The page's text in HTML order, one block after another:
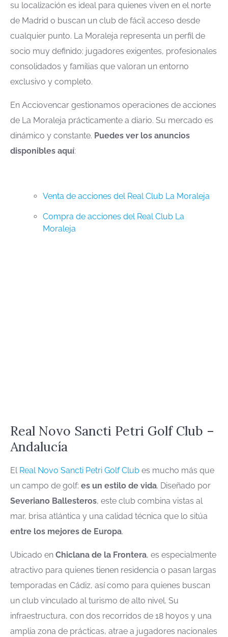
su localización es ideal para quienes viven en el norte
de Madrid o buscan un club de fácil acceso desde
cualquier punto. La Moraleja representa un perfil de
socio muy definido: jugadores exigentes, profesionales
consolidados y familias que valoran un entorno
exclusivo y completo.
En Acciovencar gestionamos operaciones de acciones
de La Moraleja prácticamente a diario. Su mercado es
dinámico y constante. Puedes ver los anuncios
disponibles aquí:
Venta de acciones del Real Club La Moraleja
Compra de acciones del Real Club La
Moraleja
Real Novo Sancti Petri Golf Club –
Andalucía
El Real Novo Sancti Petri Golf Club es mucho más que
un campo de golf: es un estilo de vida. Diseñado por
Severiano Ballesteros, este club combina vistas al
mar, brisa atlántica y una calidad técnica que lo sitúa
entre los mejores de Europa.
Ubicado en Chiclana de la Frontera, es especialmente
atractivo para quienes tienen residencia o pasan largas
temporadas en Cádiz, así como para quienes buscan
un club vinculado al turismo de alto nivel. Su
infraestructura, con dos recorridos de 18 hoyos y una
amplia zona de prácticas, atrae a jugadores nacionales